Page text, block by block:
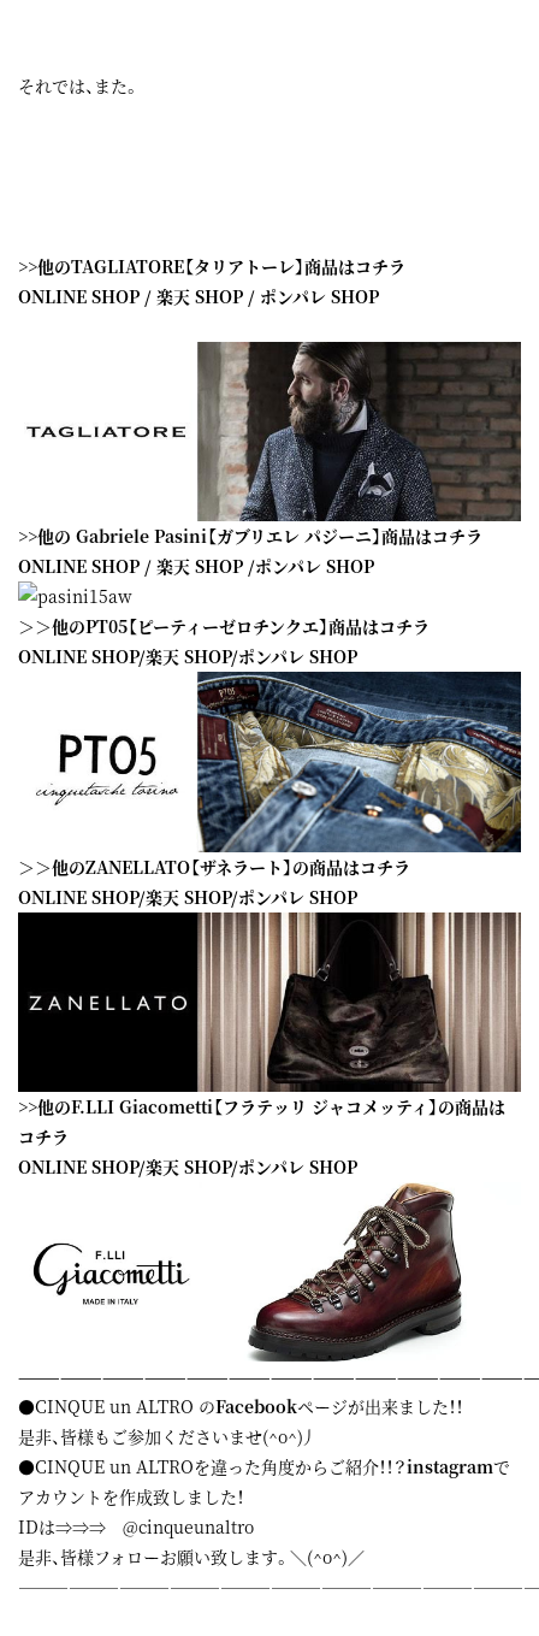
それでは、また。
>>他のTAGLIATORE【タリアトーレ】商品はコチラ
ONLINE SHOP / 楽天 SHOP / ポンパレ SHOP
>>他の Gabriele Pasini【ガブリエレ パジーニ】商品はコチラ
ONLINE SHOP / 楽天 SHOP /ポンパレ SHOP
＞＞他のPT05【ピーティーゼロチンクエ】商品はコチラ
ONLINE SHOP/楽天 SHOP/ポンパレ SHOP
＞＞他のZANELLATO【ザネラート】の商品はコチラ
ONLINE SHOP/楽天 SHOP/ポンパレ SHOP
>>他のF.LLI Giacometti【フラテッリ ジャコメッティ】の商品は
コチラ
ONLINE SHOP/楽天 SHOP/ポンパレ SHOP
●CINQUE un ALTRO のFacebookページが出来ました！！
是非、皆様もご参加くださいませ(^o^)丿
●CINQUE un ALTROを違った角度からご紹介！！？instagramで
アカウントを作成致しました！
IDは⇒⇒⇒ @cinqueunaltro
是非、皆様フォローお願い致します。＼(^o^)／